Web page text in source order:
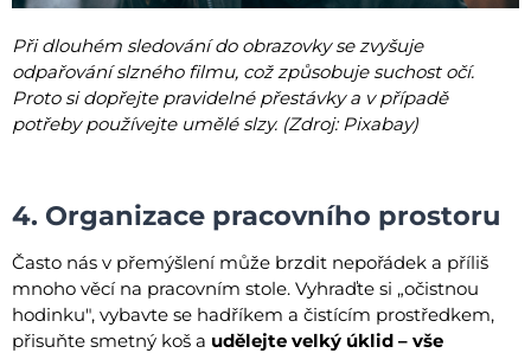
Při dlouhém sledování do obrazovky se zvyšuje
odpařování slzného filmu, což způsobuje suchost očí.
Proto si dopřejte pravidelné přestávky a v případě
potřeby používejte umělé slzy. (Zdroj: Pixabay)
4. Organizace pracovního prostoru
Často nás v přemýšlení může brzdit nepořádek a příliš
mnoho věcí na pracovním stole. Vyhraďte si „očistnou
hodinku", vybavte se hadříkem a čistícím prostředkem,
přisuňte smetný koš a udělejte velký úklid – vše